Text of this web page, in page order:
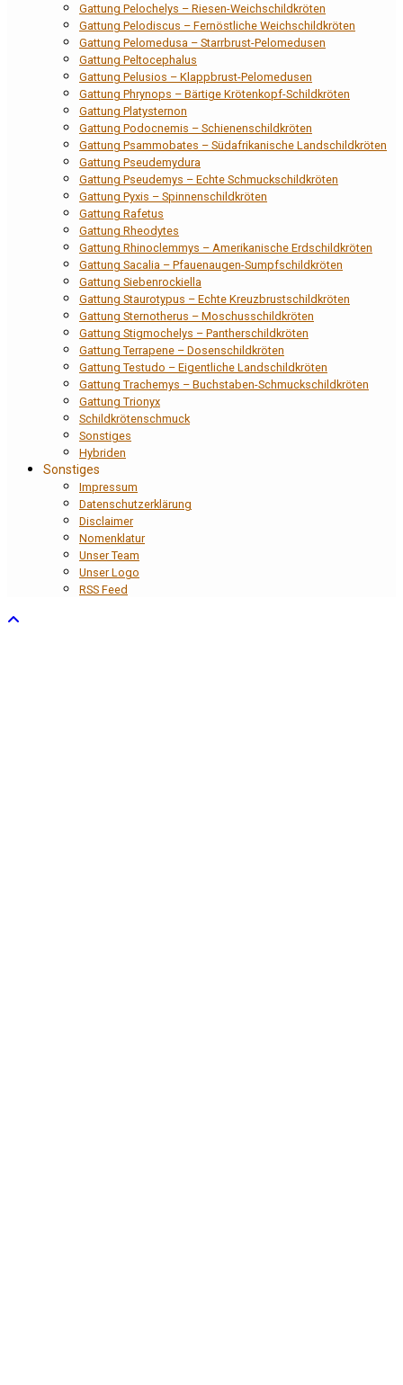
Gattung Pelochelys – Riesen-Weichschildkröten
Gattung Pelodiscus – Fernöstliche Weichschildkröten
Gattung Pelomedusa – Starrbrust-Pelomedusen
Gattung Peltocephalus
Gattung Pelusios – Klappbrust-Pelomedusen
Gattung Phrynops – Bärtige Krötenkopf-Schildkröten
Gattung Platysternon
Gattung Podocnemis – Schienenschildkröten
Gattung Psammobates – Südafrikanische Landschildkröten
Gattung Pseudemydura
Gattung Pseudemys – Echte Schmuckschildkröten
Gattung Pyxis – Spinnenschildkröten
Gattung Rafetus
Gattung Rheodytes
Gattung Rhinoclemmys – Amerikanische Erdschildkröten
Gattung Sacalia – Pfauenaugen-Sumpfschildkröten
Gattung Siebenrockiella
Gattung Staurotypus – Echte Kreuzbrustschildkröten
Gattung Sternotherus – Moschusschildkröten
Gattung Stigmochelys – Pantherschildkröten
Gattung Terrapene – Dosenschildkröten
Gattung Testudo – Eigentliche Landschildkröten
Gattung Trachemys – Buchstaben-Schmuckschildkröten
Gattung Trionyx
Schildkrötenschmuck
Sonstiges
Hybriden
Sonstiges
Impressum
Datenschutzerklärung
Disclaimer
Nomenklatur
Unser Team
Unser Logo
RSS Feed